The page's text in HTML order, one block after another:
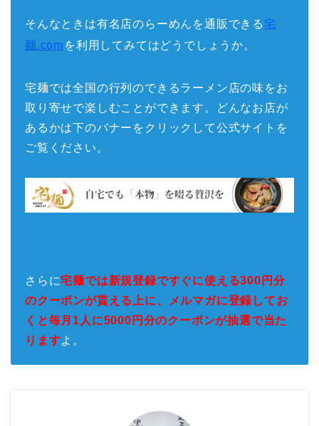
そんなときは有名店のらーめんを通販できる宅
麺.com を利用してみてはどうでしょうか。
宅麺では全国の行列のできるラーメン店の味をお
取り寄せで楽しむことができます。どんなお店が
あるかは下のバナーをクリックして公式サイトを
ご覧ください。
さらに宅麺では新規登録ですぐに使える300円分
のクーポンが貰える上に、メルマガに登録してお
くと毎月1人に5000円分のクーポンが抽選で当た
りますよ。